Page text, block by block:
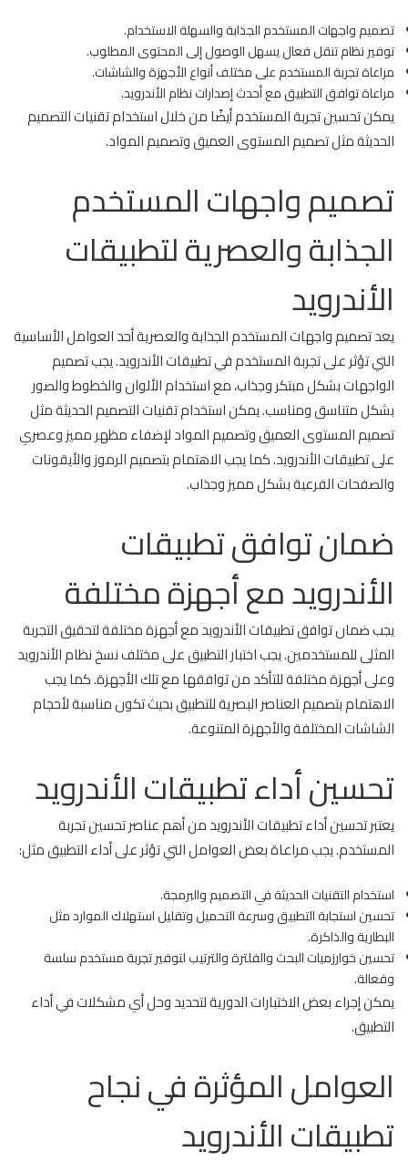
تصميم واجهات المستخدم الجذابة والسهلة الاستخدام.
توفير نظام تنقل فعال يسهل الوصول إلى المحتوى المطلوب.
مراعاة تجربة المستخدم على مختلف أنواع الأجهزة والشاشات.
مراعاة توافق التطبيق مع أحدث إصدارات نظام الأندرويد.
يمكن تحسين تجربة المستخدم أيضًا من خلال استخدام تقنيات التصميم
الحديثة مثل تصميم المستوى العميق وتصميم المواد.
تصميم واجهات المستخدم
الجذابة والعصرية لتطبيقات
الأندرويد
يعد تصميم واجهات المستخدم الجذابة والعصرية أحد العوامل الأساسية
التي تؤثر على تجربة المستخدم في تطبيقات الأندرويد. يجب تصميم
الواجهات بشكل مبتكر وجذاب، مع استخدام الألوان والخطوط والصور
بشكل متناسق ومناسب. يمكن استخدام تقنيات التصميم الحديثة مثل
تصميم المستوى العميق وتصميم المواد لإضفاء مظهر مميز وعصري
على تطبيقات الأندرويد. كما يجب الاهتمام بتصميم الرموز والأيقونات
والصفحات الفرعية بشكل مميز وجذاب.
ضمان توافق تطبيقات
الأندرويد مع أجهزة مختلفة
يجب ضمان توافق تطبيقات الأندرويد مع أجهزة مختلفة لتحقيق التجربة
المثلى للمستخدمين. يجب اختبار التطبيق على مختلف نسخ نظام الأندرويد
وعلى أجهزة مختلفة للتأكد من توافقها مع تلك الأجهزة. كما يجب
الاهتمام بتصميم العناصر البصرية للتطبيق بحيث تكون مناسبة لأحجام
الشاشات المختلفة والأجهزة المتنوعة.
تحسين أداء تطبيقات الأندرويد
يعتبر تحسين أداء تطبيقات الأندرويد من أهم عناصر تحسين تجربة
المستخدم. يجب مراعاة بعض العوامل التي تؤثر على أداء التطبيق مثل:
استخدام التقنيات الحديثة في التصميم والبرمجة.
تحسين استجابة التطبيق وسرعة التحميل وتقليل استهلاك الموارد مثل
البطارية والذاكرة.
تحسين خوارزميات البحث والفلترة والترتيب لتوفير تجربة مستخدم سلسة
وفعالة.
يمكن إجراء بعض الاختبارات الدورية لتحديد وحل أي مشكلات في أداء
التطبيق.
العوامل المؤثرة في نجاح
تطبيقات الأندرويد